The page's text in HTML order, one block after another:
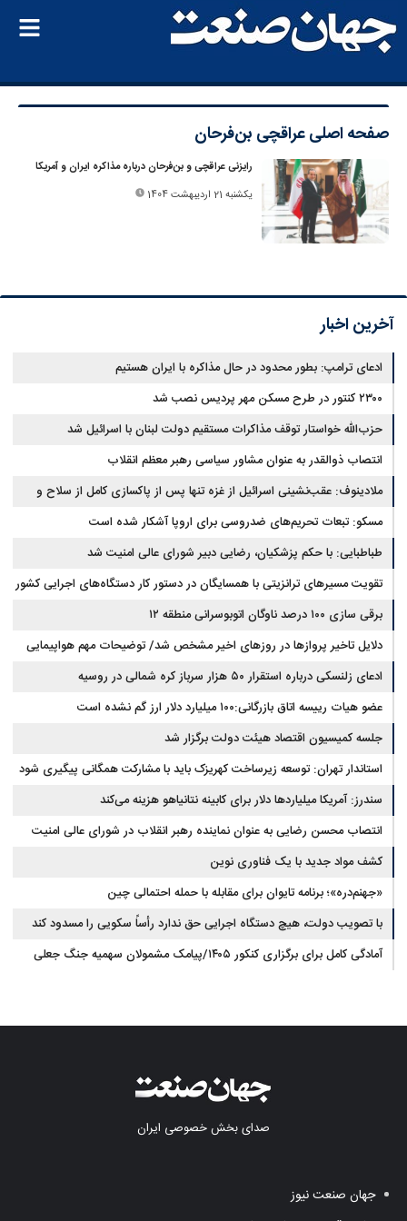
صفحه اصلیعراقچی بن‌فرحان
رایزنی عراقچی و بن‌فرحان درباره مذاکره ایران و آمریکا
یکشنبه 21 اردیبهشت 1404
آخرین اخبار
ادعای ترامپ: بطور محدود در حال مذاکره با ایران هستیم
۲۳۰۰ کنتور در طرح مسکن مهر پردیس نصب شد
حزب‌الله خواستار توقف مذاکرات مستقیم دولت لبنان با اسرائیل شد
انتصاب ذوالقدر به عنوان مشاور سیاسی رهبر معظم انقلاب
ملادینوف: عقب‌نشینی اسرائیل از غزه تنها پس از پاکسازی کامل از سلاح و
تونل‌ها انجام می‌شود
مسکو: تبعات تحریم‌های ضدروسی برای اروپا آشکار شده است
طباطبایی: با حکم پزشکیان، رضایی دبیر شورای عالی امنیت شد
تقویت مسیرهای ترانزیتی با همسایگان در دستور کار دستگاه‌های اجرایی کشور
برقی سازی ۱۰۰ درصد ناوگان اتوبوسرانی منطقه ۱۲
دلایل تاخیر پروازها در روزهای اخیر مشخص شد/ توضیحات مهم هواپیمایی
کشوری
ادعای زلنسکی درباره استقرار ۵۰ هزار سرباز کره شمالی در روسیه
عضو هیات رییسه اتاق بازرگانی:۱۰۰ میلیارد دلار ارز گم نشده است
جلسه کمیسیون اقتصاد هیئت دولت برگزار شد
استاندار تهران: توسعه زیرساخت‌ کهریزک باید با مشارکت همگانی پیگیری شود
سندرز: آمریکا میلیاردها دلار برای کابینه نتانیاهو هزینه می‌کند
انتصاب محسن رضایی به عنوان نماینده رهبر انقلاب در شورای عالی امنیت
ملی
کشف مواد جدید با یک فناوری نوین
«جهنم‌دره»؛ برنامه تایوان برای مقابله با حمله احتمالی چین
با تصویب دولت، هیچ دستگاه اجرایی حق ندارد رأساً سکویی را مسدود کند
آمادگی کامل برای برگزاری کنکور ۱۴۰۵/پیامک مشمولان سهمیه جنگ جعلی
صدای بخش خصوصی ایران
جهان صنعت نیوز